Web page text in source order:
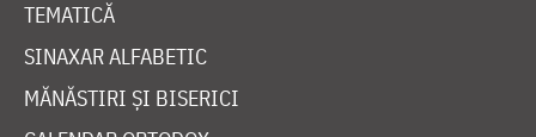
TEMATICĂ
SINAXAR ALFABETIC
MĂNĂSTIRI ȘI BISERICI